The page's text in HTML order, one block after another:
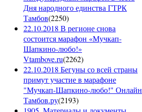
Дня народного единства ГТРК
Тамбов(2250)
22.10.2018 В регионе снова
состоится марафон «Мучкап-
Шапкино-любо!»
Vtambove.ru(2262)
22.10.2018 Бегуны со всей страны
примут участие в марафоне
"Мучкап-Шапкино-любо!" Онлайн
Тамбов.ру(2193)